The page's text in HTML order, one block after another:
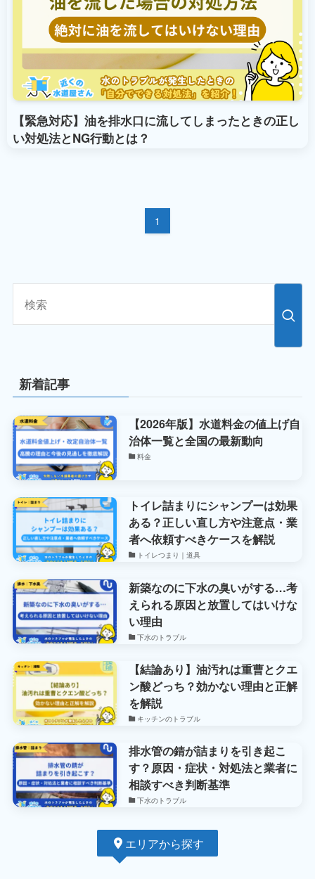
【緊急対応】油を排水口に流してしまったときの正し
い対処法とNG行動とは？
1
新着記事
【2026年版】水道料金の値上げ自
治体一覧と全国の最新動向
料金
トイレ詰まりにシャンプーは効果
ある？正しい直し方や注意点・業
者へ依頼すべきケースを解説
トイレつまり｜道具
新築なのに下水の臭いがする…考
えられる原因と放置してはいけな
い理由
下水のトラブル
【結論あり】油汚れは重曹とクエ
ン酸どっち？効かない理由と正解
を解説
キッチンのトラブル
排水管の錆が詰まりを引き起こ
す？原因・症状・対処法と業者に
相談すべき判断基準
下水のトラブル
エリアから探す